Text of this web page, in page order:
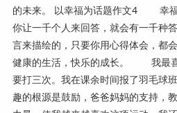
的未来。 以幸福为话题作文4 幸福
你让一千个人来回答，就会有一千种
言来描绘的，只要你用心得体会，都
健康的生活，快乐的成长。 我最喜
要打三次。我在课余时间报了羽毛球
趣的根源是鼓励，爸爸妈妈的支持，